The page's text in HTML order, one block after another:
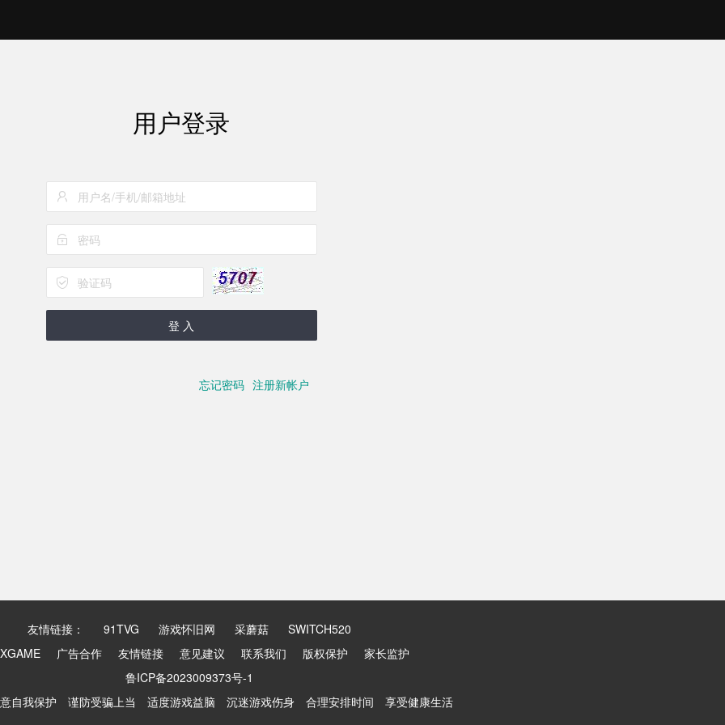
用户登录
登 入
注册新帐户
忘记密码
友情链接： 91TVG 游戏怀旧网 采蘑菇
SWITCH520
广告合作 友情链接 意见建议 联系我们 版权保护
家长监护
鲁ICP备2023009373号-1
自我保护 谨防受骗上当 适度游戏益脑 沉迷游戏伤身 合理安排时间 享受健康生活